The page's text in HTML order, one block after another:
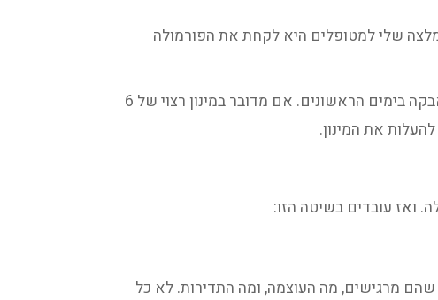
שלי למטופלים היא לקחת את הפורמולה
עוד דבר שיכול לעזור לגוף להסתגל- חשיפה איטית. אני אומרת למטופלים לקחת כמות קטנה יותר של אבקה בימים הראשונים. אם מדובר במינון רצוי של 6
ואז עובדים בשיטה הזו:
מרגישים, מה העוצמה, ומה התדירות. לא כל